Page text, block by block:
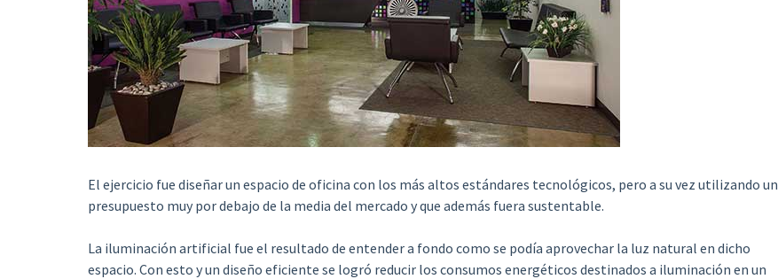
El ejercicio fue diseñar un espacio de oficina con los más altos estándares tecnológicos, pero a su vez utilizando un
presupuesto muy por debajo de la media del mercado y que además fuera sustentable.
La iluminación artificial fue el resultado de entender a fondo como se podía aprovechar la luz natural en dicho
espacio. Con esto y un diseño eficiente se logró reducir los consumos energéticos destinados a iluminación en un